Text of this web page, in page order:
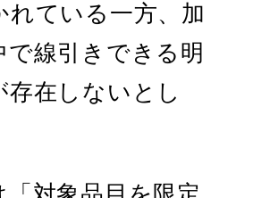
れている一方、加
で線引きできる明
存在しないとし